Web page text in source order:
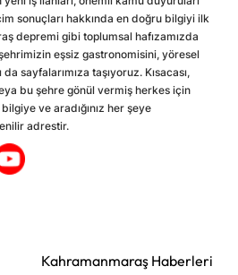
sonuçları hakkında en doğru bilgiyi ilk
depremi gibi toplumsal hafızamızda
eşsiz gastronomisini, yöresel
sayfalarımıza taşıyoruz. Kısacası,
bu şehre gönül vermiş herkes için
ve aradığınız her şeye
adrestir.
Kahramanmaraş Haberleri